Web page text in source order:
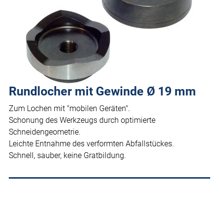
Rundlocher mit Gewinde Ø 19 mm
Zum Lochen mit "mobilen Geräten".
Schonung des Werkzeugs durch optimierte
Schneidengeometrie.
Leichte Entnahme des verformten Abfallstückes.
Schnell, sauber, keine Gratbildung.